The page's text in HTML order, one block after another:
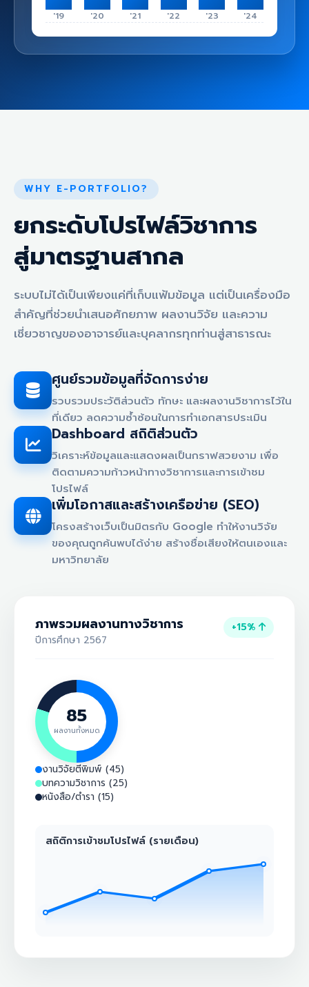
'19 '20 '21 '22 '23 '24
WHY E-PORTFOLIO?
ยกระดับโปรไฟล์วิชาการ
สู่มาตรฐานสากล
ระบบไม่ได้เป็นเพียงแค่ที่เก็บแฟ้มข้อมูล แต่เป็นเครื่องมือ
สำคัญที่ช่วยนำเสนอศักยภาพ ผลงานวิจัย และความ
เชี่ยวชาญของอาจารย์และบุคลากรทุกท่านสู่สาธารณะ
ศูนย์รวมข้อมูลที่จัดการง่าย
รวบรวมประวัติส่วนตัว ทักษะ และผลงานวิชาการไว้ใน
ที่เดียว ลดความซ้ำซ้อนในการทำเอกสารประเมิน
Dashboard สถิติส่วนตัว
วิเคราะห์ข้อมูลและแสดงผลเป็นกราฟสวยงาม เพื่อ
ติดตามความก้าวหน้าทางวิชาการและการเข้าชม
โปรไฟล์
เพิ่มโอกาสและสร้างเครือข่าย (SEO)
โครงสร้างเว็บเป็นมิตรกับ Google ทำให้งานวิจัย
ของคุณถูกค้นพบได้ง่าย สร้างชื่อเสียงให้ตนเองและ
มหาวิทยาลัย
ภาพรวมผลงานทางวิชาการ
ปีการศึกษา 2567
+15%
85
ผลงานทั้งหมด
งานวิจัยตีพิมพ์ (45)
บทความวิชาการ (25)
หนังสือ/ตำรา (15)
สถิติการเข้าชมโปรไฟล์ (รายเดือน)